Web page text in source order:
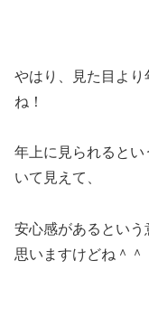
やはり、見た目よ
ね！
年上に見られると
いて見えて、
安心感があるという
思いますけどね＾＾